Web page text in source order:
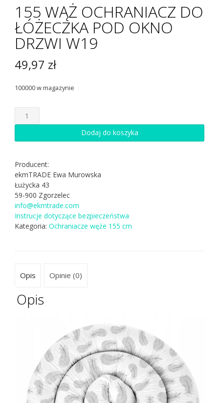
155 WĄŻ OCHRANIACZ DO
ŁÓŻECZKA POD OKNO
DRZWI W19
49,97 zł
100000 w magazynie
ilość
155
OCHRANIACZ
ŁÓŻECZKA
POD
OKNO
DRZWI
W19
Dodaj do koszyka
Producent:
ekmTRADE Ewa Murowska
Łużycka 43
59-900 Zgorzelec
info@ekmtrade.com
Instrucje dotyczące bezpieczeństwa
Kategoria: Ochraniacze węże 155 cm
Opis Opinie (0)
Opis